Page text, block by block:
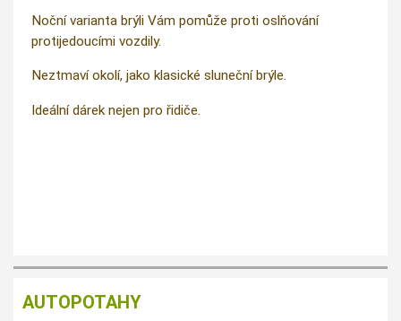
Noční varianta brýli Vám pomůže proti oslňování
protijedoucími vozdily.
Neztmaví okolí, jako klasické sluneční brýle.
Ideální dárek nejen pro řidiče.
AUTOPOTAHY